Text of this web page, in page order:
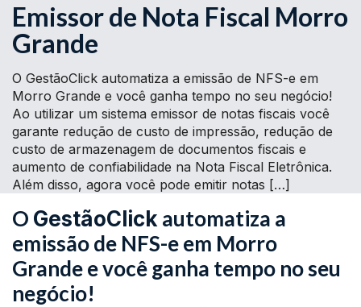
Emissor de Nota Fiscal Morro
Grande
O GestãoClick automatiza a emissão de NFS-e em
Morro Grande e você ganha tempo no seu negócio!
Ao utilizar um sistema emissor de notas fiscais você
garante redução de custo de impressão, redução de
custo de armazenagem de documentos fiscais e
aumento de confiabilidade na Nota Fiscal Eletrônica.
Além disso, agora você pode emitir notas […]
O GestãoClick automatiza a
emissão de NFS-e em Morro
Grande e você ganha tempo no seu
negócio!